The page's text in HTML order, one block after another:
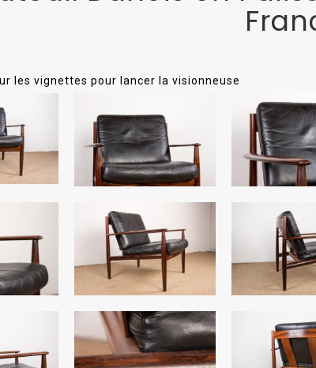
les vignettes pour lancer la visionneuse